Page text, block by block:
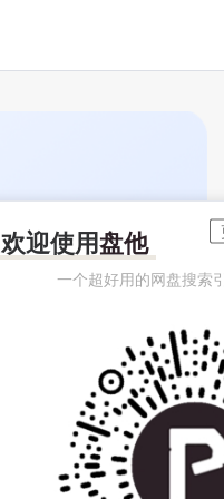
欢迎使用盘他
一个超好用的网盘搜索